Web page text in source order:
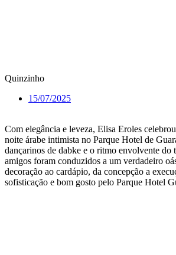
Quinzinho
15/07/2025
Com elegância e leveza, Elisa Eroles
noite árabe intimista no Parque Hotel de
dançarinos de dabke e o ritmo envolvente do
amigos foram conduzidos a um verdadeiro
decoração ao cardápio, da concepção a
sofisticação e bom gosto pelo Parque Hotel